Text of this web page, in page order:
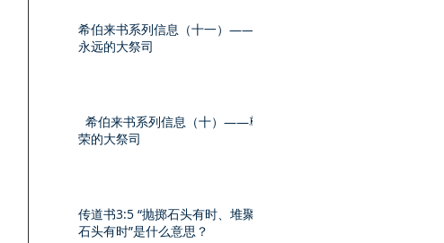
希伯来书系列信息（十一）——
永远的大祭司
希伯来书系列信息（十）——尊
荣的大祭司
传道书3:5 “抛掷石头有时、堆聚
石头有时”是什么意思？